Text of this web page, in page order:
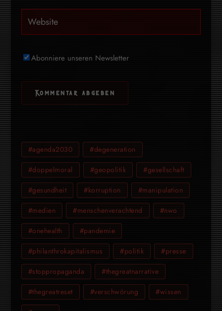
Abonniere unseren Newsletter
#agenda2030 #degeneration
#doppelmoral #geopolitik #gesellschaft
#gesundheit #korruption #manipulation
#medien #menschenverachtend #nwo
#onehealth #pandemie
#philanthrokapitalismus #politik #presse
#stoppropaganda #thegreatnarrative
#thegreatreset #verschwörung #wissen